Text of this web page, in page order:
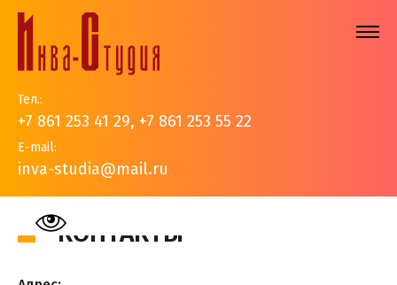
Тел.:
+7 861 253 41 29, +7 861 253 55 22
E-mail:
inva-studia@mail.ru
На главную > Контакты
КОНТАКТЫ